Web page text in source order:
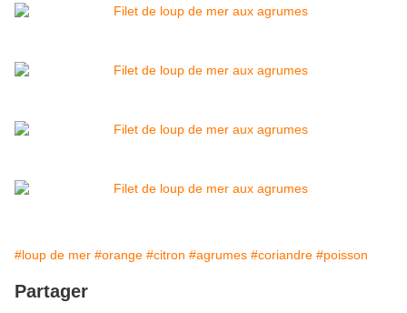
#loup de mer #orange #citron #agrumes #coriandre #poisson
Partager